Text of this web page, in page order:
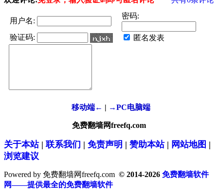
用户名:
密码:
验证码: 匿名发表
移动端← | →PC电脑端
免费翻墙网freefq.com
关于本站| 联系我们 | 免责声明 | 赞助本站| 网站地图 |
浏览建议
Powered by 免费翻墙网freefq.com © 2014-2026 免费翻墙软件
网——提供最全的免费翻墙软件